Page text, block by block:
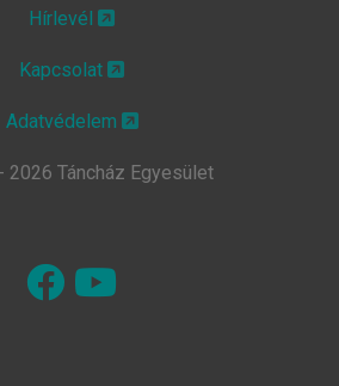
Hírlevél
Kapcsolat
Adatvédelem
2026 Táncház Egyesület